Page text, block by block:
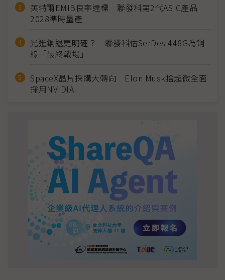
英特爾EMIB良率達標 聯發科第2代ASIC產品
2028準時量產
光進銅退更明確？ 聯發科估SerDes 448G為銅
線「最終戰場」
SpaceX晶片採購大轉向 Elon Musk捨超微全面
採用NVIDIA